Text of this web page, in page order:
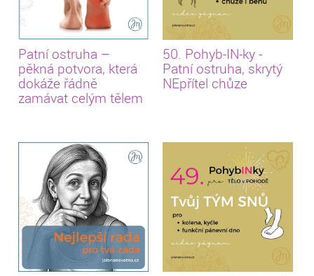
Patní ostruha –
pěkná potvora, která
dokáže řádně
zamávat celým tělem
50. Pohyb-IN-ky -
Patní ostruha, skrytý
NEpřítel chůze